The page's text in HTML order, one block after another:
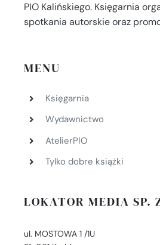
PIO Kalińskiego. Księgarnia
spotkania autorskie oraz
MENU
Księgarnia
Wydawnictwo
AtelierPIO
Tylko dobre książki
LOKATOR MEDIA SP.
ul. MOSTOWA 1 /1U